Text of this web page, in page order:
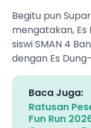
Begitu pun
mengatakan,
siswi SMAN 4
dengan Es
Baca Juga:
Ratusan
Fun Run